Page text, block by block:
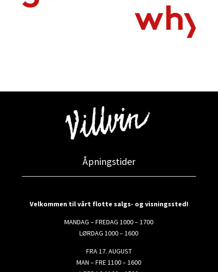
Åpningstider
Velkommen til vårt flotte salgs- og visningssted!
MANDAG – FREDAG 1000 – 1700
LØRDAG 1000 – 1600
FRA 17. AUGUST
MAN – FRE 1100 – 1600